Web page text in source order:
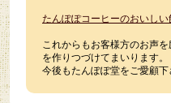
たんぽぽコーヒーのおいしい
これからもお客様方のお声
を作りつづけてまいります。
今後もたんぽぽ堂をご愛顧下